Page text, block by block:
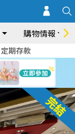
購物情報
定期存款